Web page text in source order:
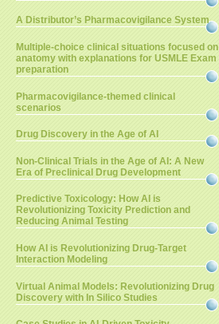
A Distributor’s Pharmacovigilance System
Multiple-choice clinical situations focused on
anatomy with explanations for USMLE Exam
preparation
Pharmacovigilance-themed clinical
scenarios
Drug Discovery in the Age of AI
Non-Clinical Trials in the Age of AI: A New
Era of Preclinical Drug Development
Predictive Toxicology: How AI is
Revolutionizing Toxicity Prediction and
Reducing Animal Testing
How AI is Revolutionizing Drug-Target
Interaction Modeling
Virtual Animal Models: Revolutionizing Drug
Discovery with In Silico Studies